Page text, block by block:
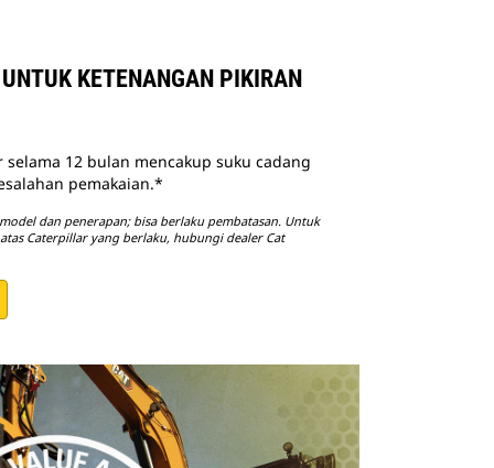
KETENANGAN PIKIRAN
selama 12 bulan mencakup suku cadang
pemakaian.*
dan penerapan; bisa berlaku pembatasan. Untuk
Caterpillar yang berlaku, hubungi dealer Cat